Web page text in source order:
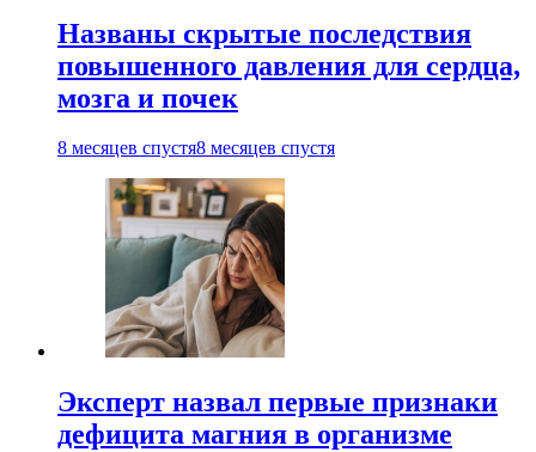
Названы скрытые последствия
повышенного давления для сердца,
мозга и почек
8 месяцев спустя8 месяцев спустя
Эксперт назвал первые признаки
дефицита магния в организме